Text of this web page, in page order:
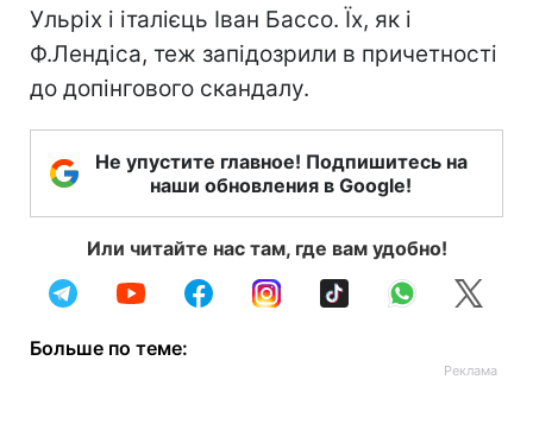
Ульріх і італієць Іван Бассо. Їх, як і
Ф.Лендіса, теж запідозрили в причетності
до допінгового скандалу.
Не упустите главное! Подпишитесь на
наши обновления в Google!
Или читайте нас там, где вам удобно!
Больше по теме: